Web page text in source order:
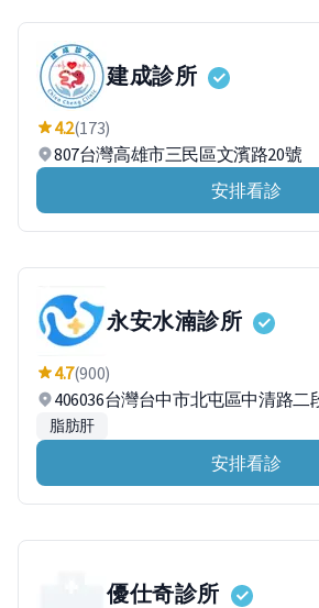
建成診所
4.2(173)
807台灣高雄市三民區文濱路20號
安排看診
永安水湳診所
4.7(900)
406036台灣台中市北屯區中清路二
脂肪肝
安排看診
優仕奇診所